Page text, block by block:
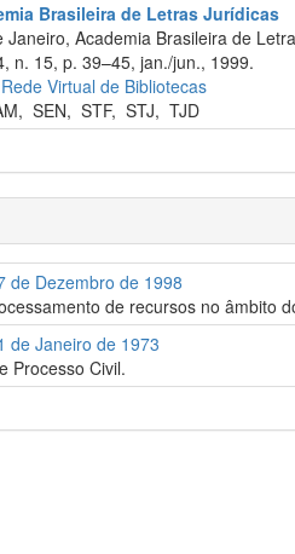
Brasileira de Letras Jurídicas
Academia Brasileira de
n. 15, p. 39–45, jan./jun., 1999.
Rede Virtual de Bibliotecas
,SEN,STF,STJ,TJD
de Dezembro de 1998
de recursos no âmbito
de Janeiro de 1973
Processo Civil.